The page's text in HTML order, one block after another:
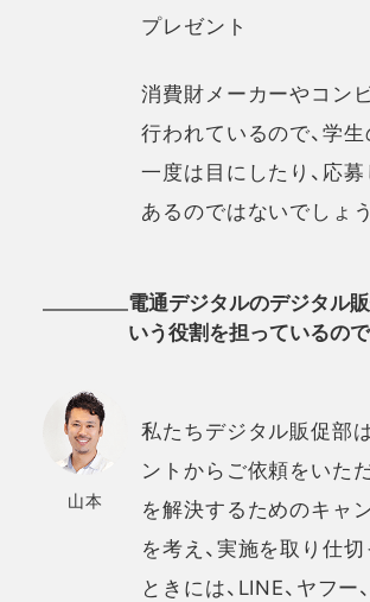
プレゼント
消費財メーカーやコン
行われているので、学
一度は目にしたり、応
あるのではないでしょう
電通デジタルのデジタル
いう役割を担っているの
山本
私たちデジタル販促部
ントからご依頼をいた
を解決するためのキャ
を考え、実施を取り仕切
ときには、LINE、ヤフー